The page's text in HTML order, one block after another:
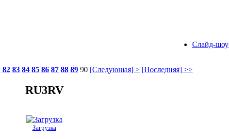
Слайд-шоу
82 83 84 85 86 87 88 89 90 [Следующая] > [Последняя] >>
RU3RV
Загрузка